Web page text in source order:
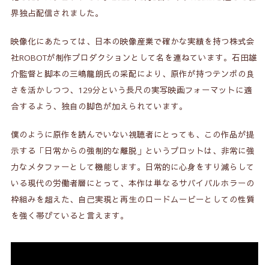
5.
7.まとめ：僕たちが今「やりたいこと」に向き合う
ためのデトックス映画
8. 関連記事
界独占配信されました。
映像化にあたっては、日本の映像産業で確かな実績を持つ株式会
社ROBOTが制作プロダクションとして名を連ねています。石田雄
介監督と脚本の三嶋龍朗氏の采配により、原作が持つテンポの良
さを活かしつつ、129分という長尺の実写映画フォーマットに適
合するよう、独自の脚色が加えられています。
僕のように原作を読んでいない視聴者にとっても、この作品が提
示する「日常からの強制的な離脱」というプロットは、非常に強
力なメタファーとして機能します。日常的に心身をすり減らして
いる現代の労働者層にとって、本作は単なるサバイバルホラーの
枠組みを超えた、自己実現と再生のロードムービーとしての性質
を強く帯びていると言えます。